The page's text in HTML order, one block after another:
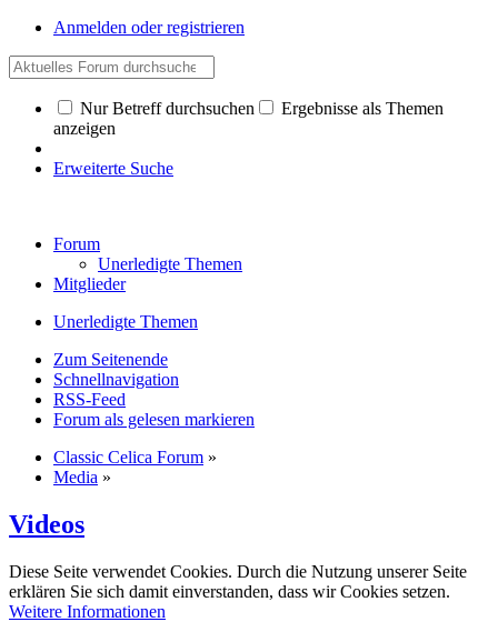
Anmelden oder registrieren
Nur Betreff durchsuchen
Ergebnisse als Themen
anzeigen
Erweiterte Suche
Forum
Unerledigte Themen
Mitglieder
Unerledigte Themen
Zum Seitenende
Schnellnavigation
RSS-Feed
Forum als gelesen markieren
Classic Celica Forum »
Media »
Videos
Diese Seite verwendet Cookies. Durch die Nutzung unserer Seite
erklären Sie sich damit einverstanden, dass wir Cookies setzen.
Weitere Informationen